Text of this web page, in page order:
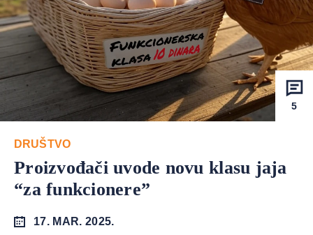
5
DRUŠTVO
Proizvođači uvode novu klasu jaja
“za funkcionere”
17. MAR. 2025.